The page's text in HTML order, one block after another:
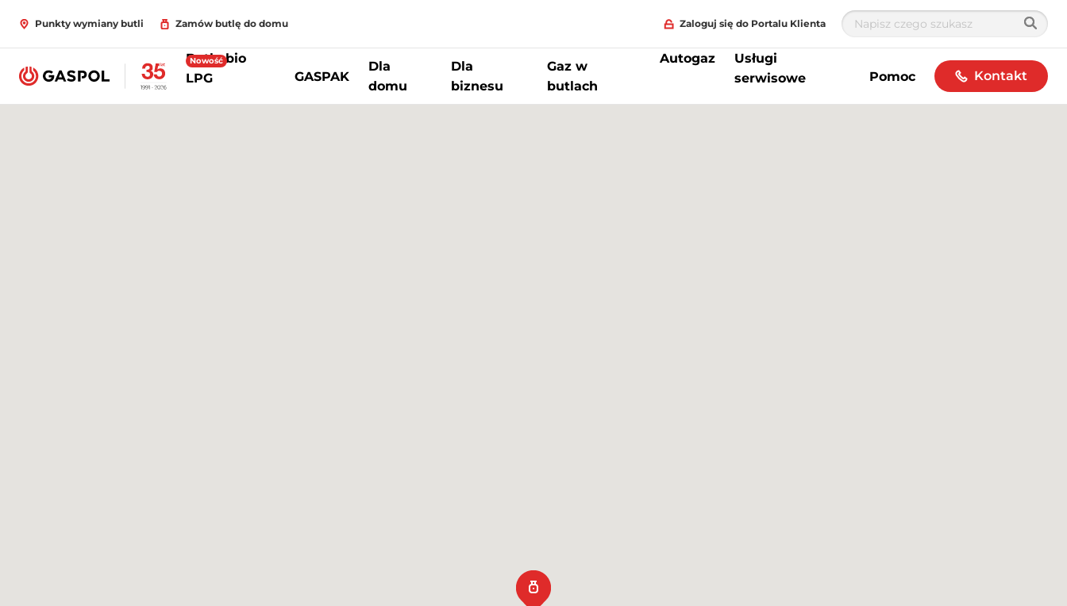
Punkty wymiany butli Zamów butlę do domu Zaloguj się do Portalu Klienta
Butle bio
LPG
Nowość
GASPAK
Dla
domu
Dla
biznesu
Gaz w
butlach
Autogaz
Usługi
serwisowe
Pomoc Kontakt